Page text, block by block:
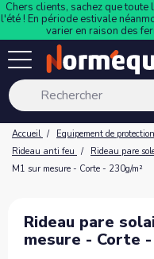
Chers clients, sachez que
l'été ! En période estivale
varier en raison des
Accueil Equipement de
Rideau anti feu
Rideau pare
M1 sur mesure - Corte - 230g/m²
Rideau pare
mesure - Corte -